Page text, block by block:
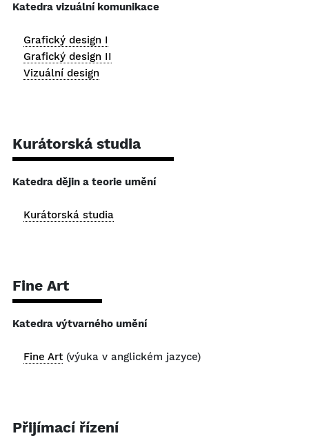
Katedra vizuální komunikace
Grafický design I
Grafický design II
Vizuální design
Kurátorská studia
Katedra dějin a teorie umění
Kurátorská studia
Fine Art
Katedra výtvarného umění
Fine Art (výuka v anglickém jazyce)
Přijímací řízení